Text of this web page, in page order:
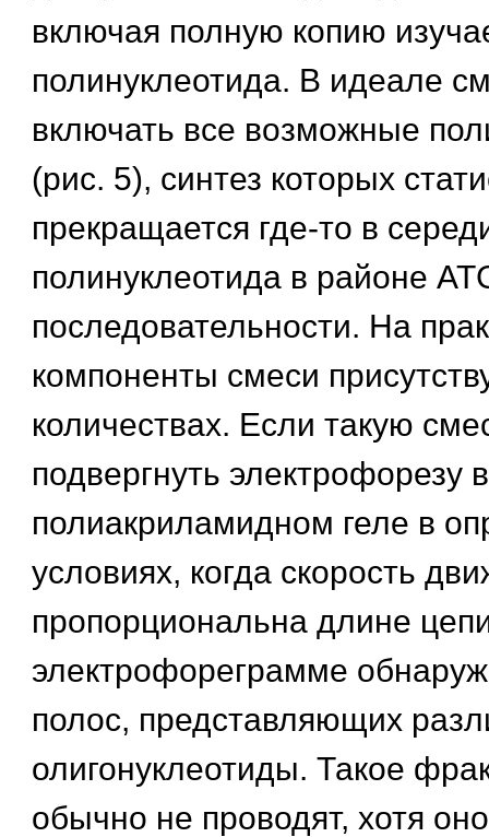
включая полную копию
полинуклеотида. В идеале
включать все возможные
(рис. 5), синтез которых
прекращается где-то в
полинуклеотида в районе
последовательности. На
компоненты смеси
количествах. Если такую
подвергнуть электрофорезу в
полиакриламидном геле в
условиях, когда скорость
пропорциональна длине
электрофореграмме
полос, представляющих
олигонуклеотиды. Такое
обычно не проводят, хотя